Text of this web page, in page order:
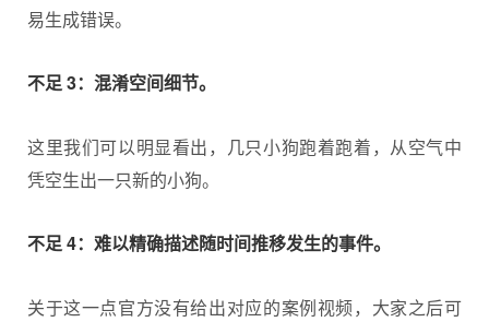
易生成错误。
不足 3：混淆空间细节。
这里我们可以明显看出，几只小狗跑着跑着，从空气中
凭空生出一只新的小狗。
不足 4：难以精确描述随时间推移发生的事件。
关于这一点官方没有给出对应的案例视频，大家之后可